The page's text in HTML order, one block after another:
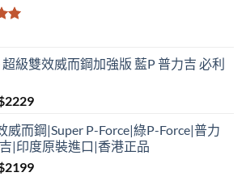
超級雙效威而鋼加強版 藍P 普力吉 必利
2229Price
$379
through
$2229
威而鋼|Super P-Force|綠P-Force|普力
|印度原裝進口|香港正品
2199Price